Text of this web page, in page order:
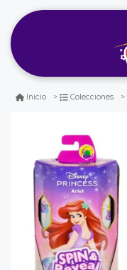
Inicio Colecciones